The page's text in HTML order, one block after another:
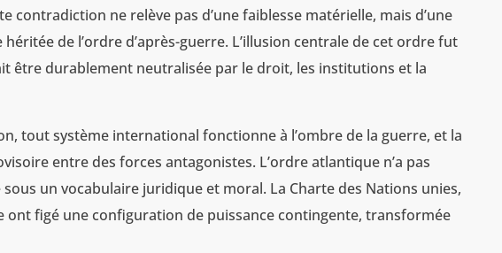
contradiction ne relève pas d’une faiblesse matérielle, mais d’une
de l’ordre d’après-guerre. L’illusion centrale de cet ordre fut
être durablement neutralisée par le droit, les institutions et la
tout système international fonctionne à l’ombre de la guerre, et la
entre des forces antagonistes. L’ordre atlantique n’a pas
un vocabulaire juridique et moral. La Charte des Nations unies,
ont figé une configuration de puissance contingente, transformée